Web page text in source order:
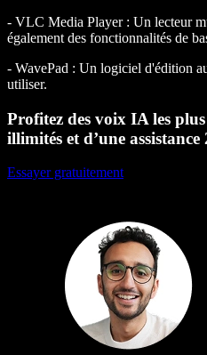
- VLC Media Player : Un lecteur
également des fonctionnalités de
- WavePad : Un logiciel d'édition
utiliser.
Profitez des voix IA les
illimités et d’une assistance
Essayer gratuitement